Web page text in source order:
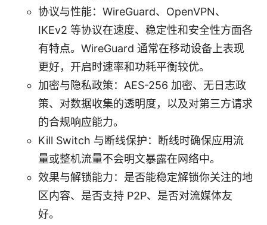
协议与性能：WireGuard、OpenVPN、
IKEv2 等协议在速度、稳定性和安全性方面各
有特点。WireGuard 通常在移动设备上表现
更好，开启时速率和功耗平衡较优。
加密与隐私政策：AES-256 加密、无日志政
策、对数据收集的透明度，以及对第三方请求
的合规响应能力。
Kill Switch 与断线保护：断线时确保应用流
量或整机流量不会明文暴露在网络中。
效果与解锁能力：是否能稳定解锁你关注的地
区内容、是否支持 P2P、是否对流媒体友
好。